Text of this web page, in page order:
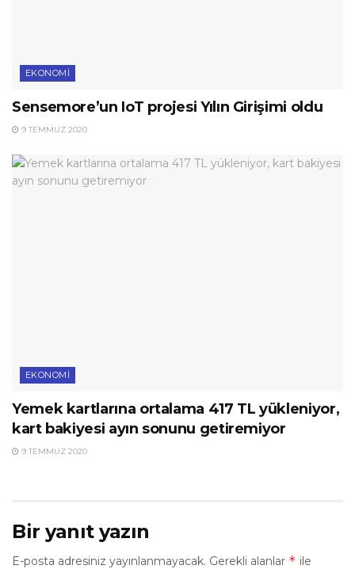
EKONOMI
Sensemore’un IoT projesi Yılın Girişimi oldu
9 TEMMUZ 2020
EKONOMI
Yemek kartlarına ortalama 417 TL yükleniyor,
kart bakiyesi ayın sonunu getiremiyor
9 TEMMUZ 2020
Bir yanıt yazın
E-posta adresiniz yayınlanmayacak. Gerekli alanlar * ile